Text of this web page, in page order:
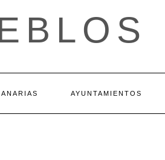
AYUNTAMIENTOS